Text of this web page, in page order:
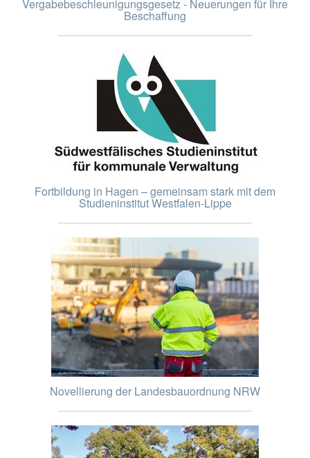
Vergabebeschleunigungsgesetz - Neuerungen für Ihre
Beschaffung
Fortbildung in Hagen – gemeinsam stark mit dem
Studieninstitut Westfalen-Lippe
Novellierung der Landesbauordnung NRW